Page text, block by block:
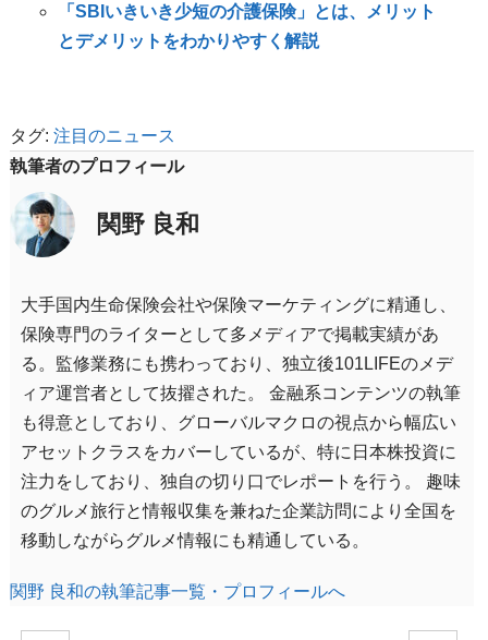
「SBIいきいき少短の介護保険」とは、メリット
とデメリットをわかりやすく解説
タグ: 注目のニュース
執筆者のプロフィール
関野 良和
大手国内生命保険会社や保険マーケティングに精通し、
保険専門のライターとして多メディアで掲載実績があ
る。監修業務にも携わっており、独立後101LIFEのメデ
ィア運営者として抜擢された。 金融系コンテンツの執筆
も得意としており、グローバルマクロの視点から幅広い
アセットクラスをカバーしているが、特に日本株投資に
注力をしており、独自の切り口でレポートを行う。 趣味
のグルメ旅行と情報収集を兼ねた企業訪問により全国を
移動しながらグルメ情報にも精通している。
関野 良和の執筆記事一覧・プロフィールへ